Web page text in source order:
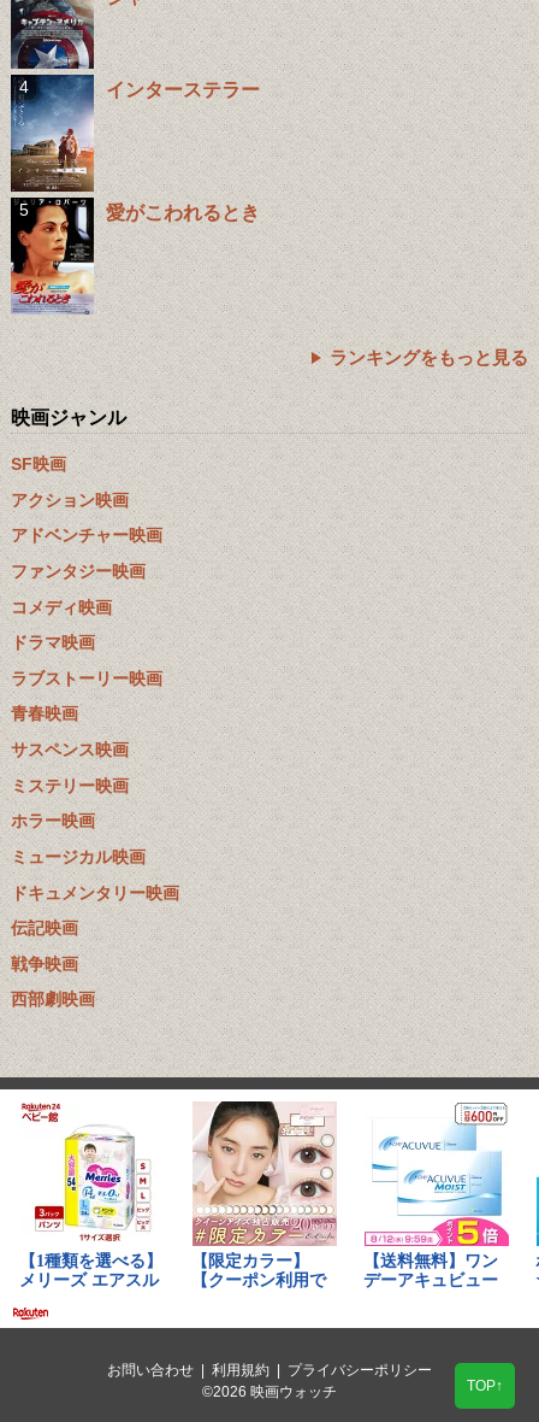
インターステラー
愛がこわれるとき
ランキングをもっと見る
映画ジャンル
SF映画
アクション映画
アドベンチャー映画
ファンタジー映画
コメディ映画
ドラマ映画
ラブストーリー映画
青春映画
サスペンス映画
ミステリー映画
ホラー映画
ミュージカル映画
ドキュメンタリー映画
伝記映画
戦争映画
西部劇映画
お問い合わせ 利用規約
プライバシーポリシー
©2026 映画ウォッチ
TOP↑